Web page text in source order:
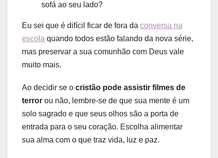
sofá ao seu lado?
Eu sei que é difícil ficar de fora da conversa na
escola quando todos estão falando da nova série,
mas preservar a sua comunhão com Deus vale
muito mais.
Ao decidir se o cristão pode assistir filmes de
terror ou não, lembre-se de que sua mente é um
solo sagrado e que seus olhos são a porta de
entrada para o seu coração. Escolha alimentar
sua alma com o que traz vida, luz e paz.